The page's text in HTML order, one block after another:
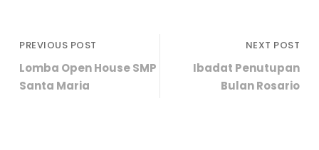
PREVIOUS POST
Lomba Open House SMP
Santa Maria
NEXT POST
Ibadat Penutupan
Bulan Rosario